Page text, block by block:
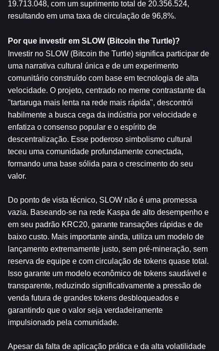
19.713.048, com um suprimento total de 20.356.524,
resultando em uma taxa de circulação de 96,8%.
Por que investir em SLOW (Bitcoin the Turtle)?
Investir no SLOW (Bitcoin the Turtle) significa participar de
uma narrativa cultural única e de um experimento
comunitário construído com base em tecnologia de alta
velocidade. O projeto, centrado no meme contrastante da
"tartaruga mais lenta na rede mais rápida", descontrói
habilmente a busca cega da indústria por velocidade e
enfatiza o consenso popular e o espírito de
descentralização. Esse poderoso simbolismo cultural
teceu uma comunidade profundamente conectada,
formando uma base sólida para o crescimento do seu
valor.
Do ponto de vista técnico, SLOW não é uma promessa
vazia. Baseando-se na rede Kaspa de alto desempenho e
em seu padrão KRC20, garante transações rápidas e de
baixo custo. Mais importante ainda, utiliza um modelo de
lançamento extremamente justo, sem pré-mineração, sem
reserva de equipe e com circulação de tokens quase total.
Isso garante um modelo econômico de tokens saudável e
transparente, reduzindo significativamente a pressão de
venda futura de grandes tokens desbloqueados e
garantindo que o valor seja verdadeiramente
impulsionado pela comunidade.
Apesar da falta de aplicação prática e da alta volatilidade